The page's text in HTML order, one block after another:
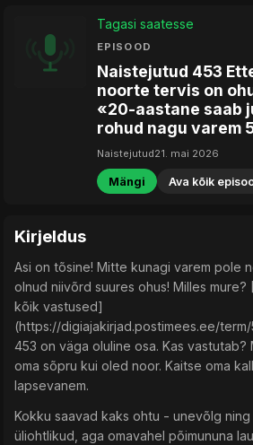
Tagasi saatesse
EPISOOD
Naistejutud 453
noorte tervis on
«20-aastane saab
rohud nagu varem
Naistejutud21. mai 2026
Mängi Ava kõik
Kirjeldus
Asi on tõsine! Mitte kunagi varem pole
olnud niivõrd suures ohus! Milles mure?
kõik vastused]
(https://digiajakirjad.postimees.ee/
453 on väga oluline osa. Kas vastutab?
oma sõpru kui oled noor. Kaitse oma
lapsevanem.
Kokku saavad kaks ohtu - unevõlg
üliohtlikud, aga omavahel põimununa